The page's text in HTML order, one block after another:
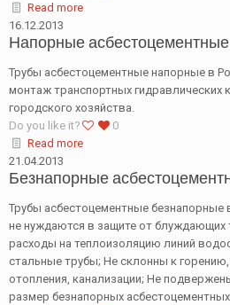
Read more
16.12.2013
Напорные
Трубы асбестоцементные напорные в
монтаж транспортных
городского хозяйства.
Do you like it?
0
Read more
21.04.2013
Безнапорные
Трубы асбестоцементные безнапорные
не нуждаются в защите от блуждающих
расходы на теплоизоляцию линий
стальные трубы; Не склонны к
отопления, канализации; Не
размер безнапорных